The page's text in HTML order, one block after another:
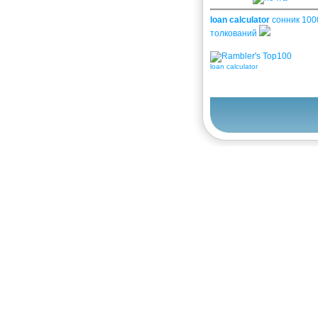
loan calculator сонник
толкований
loan calculator